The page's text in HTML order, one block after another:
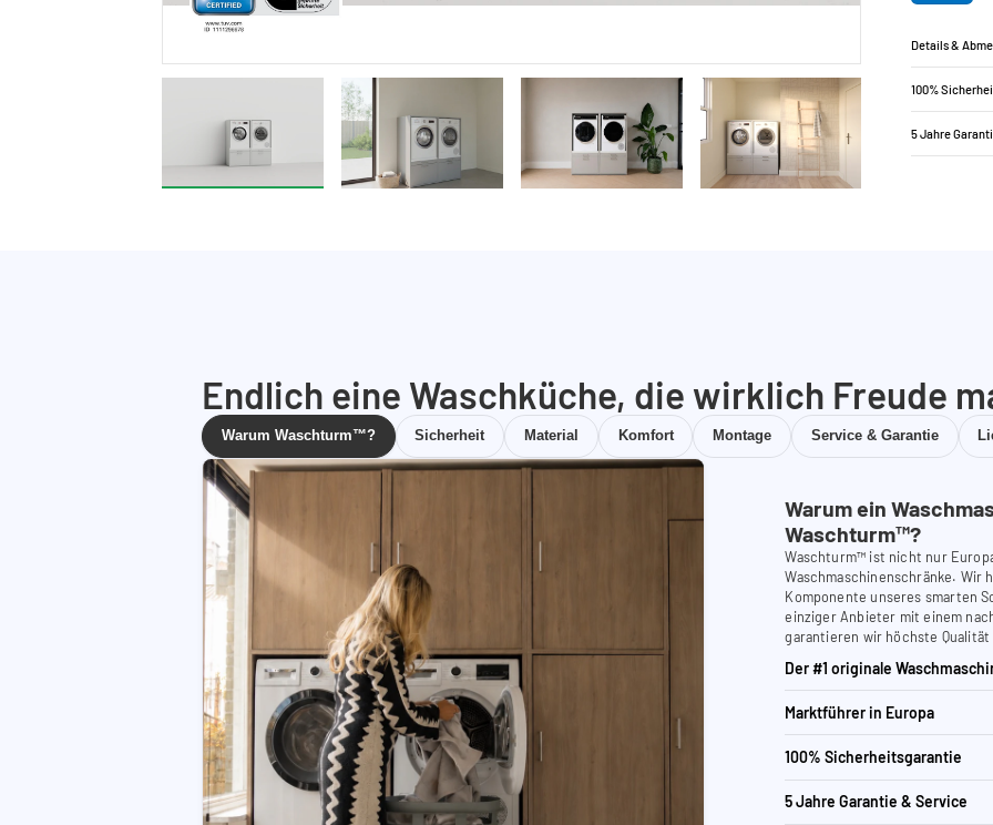
Details &
100%
5 Jahre
Endlich eine Waschküche, die wirklich Freude
Warum Waschturm™? Sicherheit Material Komfort Montage Service & Garantie
Warum ein
Waschturm™?
Waschturm™ ist nicht nur
Waschmaschinenschränke. Wir
Komponente unseres smarten
einziger Anbieter mit einem
garantieren wir höchste
Der #1 originale
Marktführer in Europa
100% Sicherheitsgarantie
5 Jahre Garantie & Service